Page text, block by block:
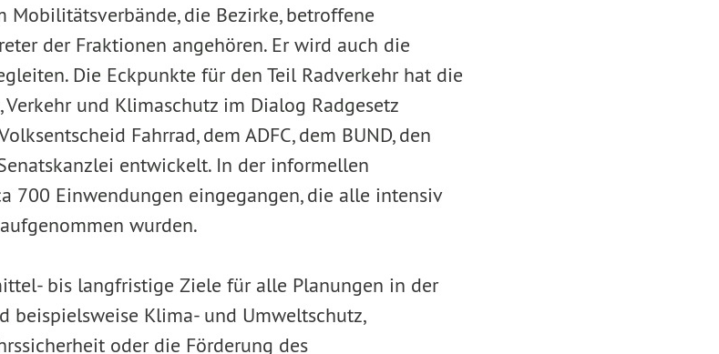
die Bezirke, betroffene
der Fraktionen angehören. Er wird auch die
Die Eckpunkte für den Teil Radverkehr hat die
und Klimaschutz im Dialog Radgesetz
Fahrrad, dem ADFC, dem BUND, den
entwickelt. In der informellen
700 Einwendungen eingegangen, die alle intensiv
wurden.
bis langfristige Ziele für alle Planungen in der
beispielsweise Klima- und Umweltschutz,
oder die Förderung des